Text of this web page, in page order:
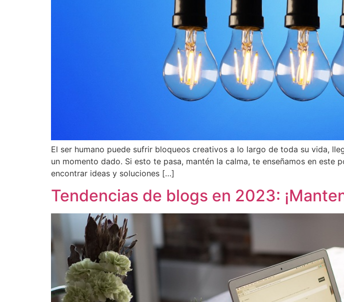
El ser humano puede sufrir bloqueos creativos a lo largo de toda su vida,
un momento dado. Si esto te pasa, mantén la calma, te enseñamos en
encontrar ideas y soluciones […]
Tendencias de blogs en 2023: